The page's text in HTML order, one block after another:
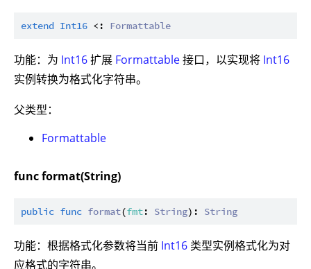
extend Int16 <: Formattable
功能：为 Int16扩展 Formattable接口，以实现将 Int16
实例转换为格式化字符串。
父类型：
Formattable
func format(String)
public func format(fmt: String): String
功能：根据格式化参数将当前 Int16 类型实例格式化为对
应格式的字符串。